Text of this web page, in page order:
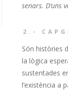
senars. D’uns
2.-
Són històries
la lògica
sustentades
l’existència a